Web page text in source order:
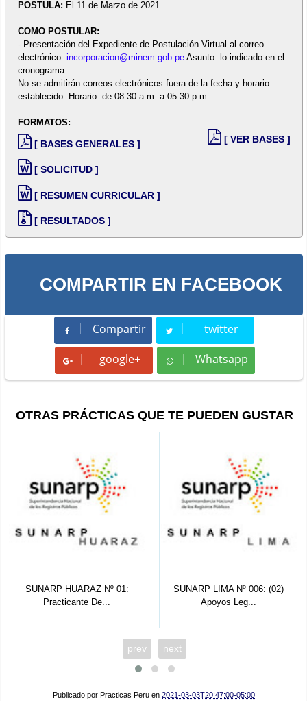
POSTULA: El 11 de Marzo de 2021
COMO POSTULAR:
- Presentación del Expediente de Postulación Virtual al correo
electrónico: incorporacion@minem.gob.peAsunto: lo indicado en el
cronograma.
No se admitirán correos electrónicos fuera de la fecha y horario
establecido. Horario: de 08:30 a.m. a 05:30 p.m.
FORMATOS:
[ BASES GENERALES ]
[ SOLICITUD ]
[ RESUMEN CURRICULAR ]
[ RESULTADOS ]
[ VER BASES ]
COMPARTIR EN FACEBOOK
Compartir
Compartir twitter
Tweet
google+ Whatsapp
Whatsapp
OTRAS PRÁCTICAS QUE TE PUEDEN GUSTAR
SUNARP HUARAZ Nº 01:
Practicante De...
SUNARP LIMA Nº 006: (02)
Apoyos Leg...
prev next
Publicado porPracticas Peru en2021-03-03T20:47:00-05:00